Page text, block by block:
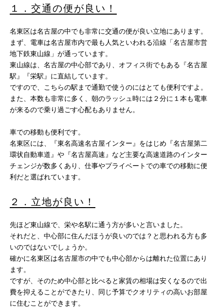
１．交通の便が良い！
名東区は名古屋の中でも非常に交通の便が良い立地にあります。
まず、電車は名古屋市内で最も人気といわれる沿線「名古屋市営
地下鉄東山線」が通っています。
東山線は、名古屋の中心部であり、オフィス街でもある『名古屋
駅』『栄駅』に直結しています。
ですので、こちらの駅まで通勤で使うのにはとても便利ですよ。
また、本数も非常に多く、朝のラッシュ時には２分に１本も電車
が来るので乗り過ごす心配もありません。
車での移動も便利です。
名東区には、『東名高速名古屋インター』をはじめ『名古屋第二
環状自動車道』や『名古屋高速』など主要な高速道路のインター
チェンジが数多くあり、仕事やプライベートでの車での移動に便
利だと選ばれています。
２．立地が良い！
先ほど東山線で、栄や名駅に通う方が多いと言いました。
それだと、中心部に住んだほうが良いのでは？と思われる方も多
いのではないでしょうか。
確かに名東区は名古屋市の中でも中心部からは離れた位置にあり
ます。
ですが、そのため中心部と比べると家賃の相場は安くなるので出
費を抑えることができたり、同じ予算でクオリティの高いお部屋
に住むことができます。